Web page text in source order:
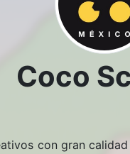
Coco
con gran